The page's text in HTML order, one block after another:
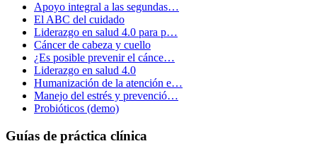
Apoyo integral a las segundas…
El ABC del cuidado
Liderazgo en salud 4.0 para p…
Cáncer de cabeza y cuello
¿Es posible prevenir el cánce…
Liderazgo en salud 4.0
Humanización de la atención e…
Manejo del estrés y prevenció…
Probióticos (demo)
Guías de práctica clínica